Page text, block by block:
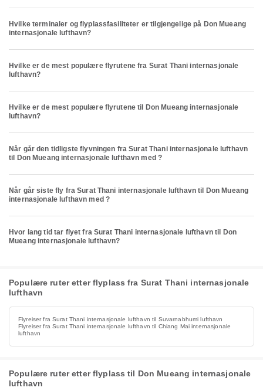
Hvilke terminaler og flyplassfasiliteter er tilgjengelige på Don Mueang
internasjonale lufthavn?
Hvilke er de mest populære flyrutene fra Surat Thani internasjonale
lufthavn?
Hvilke er de mest populære flyrutene til Don Mueang internasjonale
lufthavn?
Når går den tidligste flyvningen fra Surat Thani internasjonale lufthavn
til Don Mueang internasjonale lufthavn med ?
Når går siste fly fra Surat Thani internasjonale lufthavn til Don Mueang
internasjonale lufthavn med ?
Hvor lang tid tar flyet fra Surat Thani internasjonale lufthavn til Don
Mueang internasjonale lufthavn?
Populære ruter etter flyplass fra Surat Thani internasjonale
lufthavn
Flyreiser fra Surat Thani internasjonale lufthavn til Suvarnabhumi lufthavn
Flyreiser fra Surat Thani internasjonale lufthavn til Chiang Mai internasjonale
lufthavn
Populære ruter etter flyplass til Don Mueang internasjonale
lufthavn